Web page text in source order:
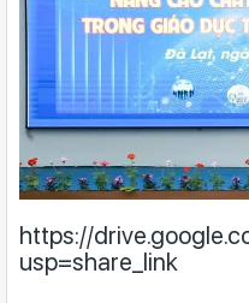
https://
usp=share_link